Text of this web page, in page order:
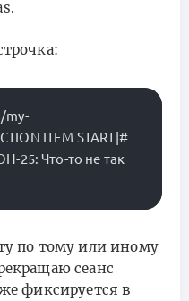
my-
ITEM START|#
25: Что-то не так
по тому или иному
сеанс
фиксируется в